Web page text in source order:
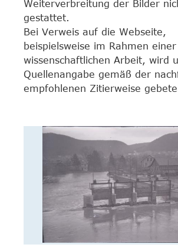
Weiterverbreitung der Bilder
gestattet.
Bei Verweis auf die Webseite,
beispielsweise im Rahmen einer
wissenschaftlichen Arbeit, wird
Quellenangabe gemäß der
empfohlenen Zitierweise